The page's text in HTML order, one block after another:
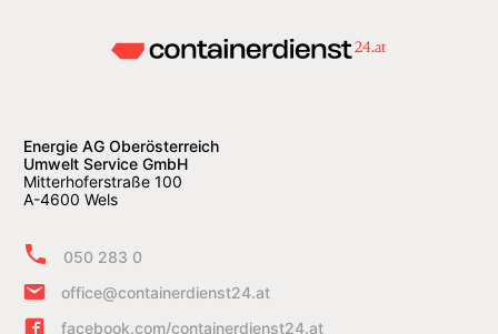
Energie AG Oberösterreich
Umwelt Service GmbH
Mitterhoferstraße 100
A-4600 Wels
050 283 0
office@containerdienst24.at
facebook.com/containerdienst24.at